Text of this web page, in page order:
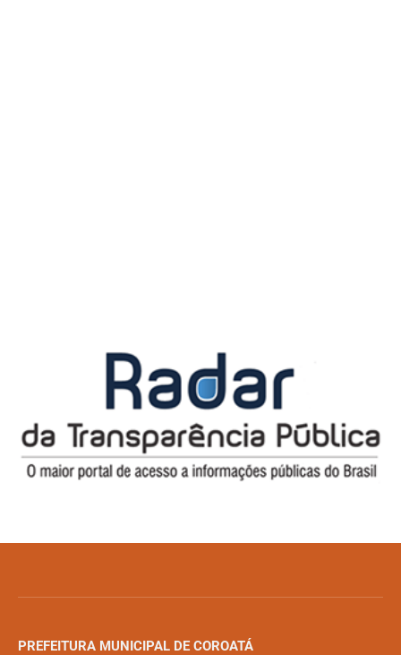
PREFEITURA MUNICIPAL DE COROATÁ